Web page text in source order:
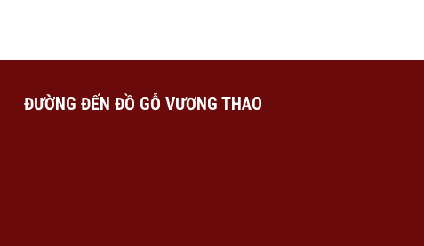
ĐƯỜNG ĐẾN ĐỒ GỖ VƯƠNG THAO